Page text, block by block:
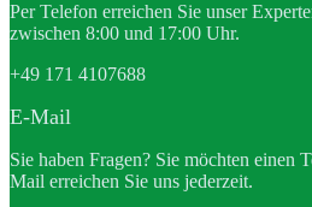
Per Telefon erreichen Sie unser
zwischen 8:00 und 17:00 Uhr.
+49 171 4107688
E-Mail
Sie haben Fragen? Sie möchten einen
Mail erreichen Sie uns jederzeit.